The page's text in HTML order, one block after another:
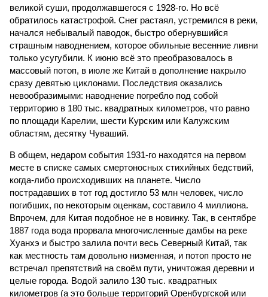
великой суши, продолжавшегося с 1928-го. Но всё
обратилось катастрофой. Снег растаял, устремился в реки,
начался небывалый паводок, быстро обернувшийся
страшным наводнением, которое обильные весенние ливни
только усугубили. К июню всё это преобразовалось в
массовый потоп, в июле же Китай в дополнение накрыло
сразу девятью циклонами. Последствия оказались
невообразимыми: наводнение погребло под собой
территорию в 180 тыс. квадратных километров, что равно
по площади Карелии, шести Курским или Калужским
областям, десятку Чуваший.
В общем, недаром события 1931-го находятся на первом
месте в списке самых смертоносных стихийных бедствий,
когда-либо происходивших на планете. Число
пострадавших в тот год достигло 53 млн человек, число
погибших, по некоторым оценкам, составило 4 миллиона.
Впрочем, для Китая подобное не в новинку. Так, в сентябре
1887 года вода прорвала многочисленные дамбы на реке
Хуанхэ и быстро залила почти весь Северный Китай, так
как местность там довольно низменная, и потоп просто не
встречал препятствий на своём пути, уничтожая деревни и
целые города. Водой залило 130 тыс. квадратных
километров (а это больше территорий Оренбургской или